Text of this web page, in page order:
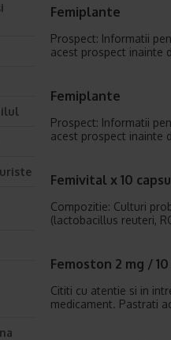
Femiplante
Prospect: Informatii
acest prospect inainte
Femiplante
Prospect: Informatii
acest prospect inainte
Femivital x 10
Compozitie: Culturi
(lactobacillus reuteri,
Femoston 2 mg /
Cititi cu atentie si in
medicament. Pastrati